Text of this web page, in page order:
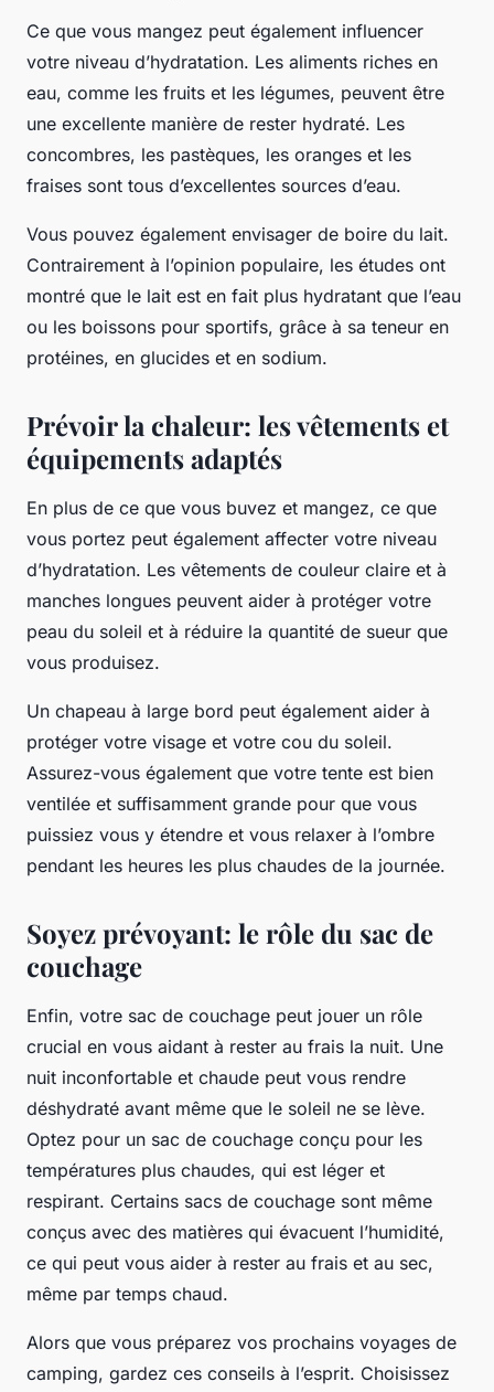
Ce que vous mangez peut également influencer
votre niveau d’hydratation. Les aliments riches en
eau, comme les fruits et les légumes, peuvent être
une excellente manière de rester hydraté. Les
concombres, les pastèques, les oranges et les
fraises sont tous d’excellentes sources d’eau.
Vous pouvez également envisager de boire du lait.
Contrairement à l’opinion populaire, les études ont
montré que le lait est en fait plus hydratant que l’eau
ou les boissons pour sportifs, grâce à sa teneur en
protéines, en glucides et en sodium.
Prévoir la chaleur: les vêtements et
équipements adaptés
En plus de ce que vous buvez et mangez, ce que
vous portez peut également affecter votre niveau
d’hydratation. Les vêtements de couleur claire et à
manches longues peuvent aider à protéger votre
peau du soleil et à réduire la quantité de sueur que
vous produisez.
Un chapeau à large bord peut également aider à
protéger votre visage et votre cou du soleil.
Assurez-vous également que votre tente est bien
ventilée et suffisamment grande pour que vous
puissiez vous y étendre et vous relaxer à l’ombre
pendant les heures les plus chaudes de la journée.
Soyez prévoyant: le rôle du sac de
couchage
Enfin, votre sac de couchage peut jouer un rôle
crucial en vous aidant à rester au frais la nuit. Une
nuit inconfortable et chaude peut vous rendre
déshydraté avant même que le soleil ne se lève.
Optez pour un sac de couchage conçu pour les
températures plus chaudes, qui est léger et
respirant. Certains sacs de couchage sont même
conçus avec des matières qui évacuent l’humidité,
ce qui peut vous aider à rester au frais et au sec,
même par temps chaud.
Alors que vous préparez vos prochains voyages de
camping, gardez ces conseils à l’esprit. Choisissez